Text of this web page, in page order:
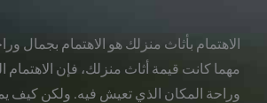
الاهتمام بأثاث منزلك هو الاهتمام بجمال
مهما كانت قيمة أثاث منزلك، فإن الاهتمام
وراحة المكان الذي تعيش فيه. ولكن كيف